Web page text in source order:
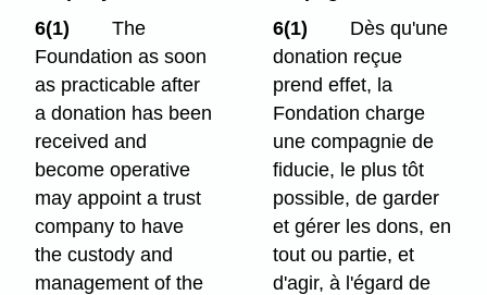
6(1)
The
Foundation as soon
as practicable after
a donation has been
received and
become operative
may appoint a trust
company to have
the custody and
management of the
6(1)
Dès qu'une
donation reçue
prend effet, la
Fondation charge
une compagnie de
fiducie, le plus tôt
possible, de garder
et gérer les dons, en
tout ou partie, et
d'agir, à l'égard de